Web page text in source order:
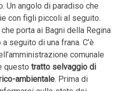
Un angolo di paradiso che
con figli piccoli al seguito.
porta ai Bagni della Regina
seguito di una frana. C’è
comunale
questo tratto selvaggio di
ambientale. Prima di